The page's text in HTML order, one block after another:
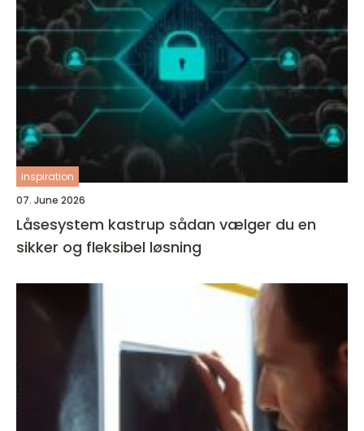
inspiration
07. June 2026
Låsesystem kastrup sådan vælger du en
sikker og fleksibel løsning